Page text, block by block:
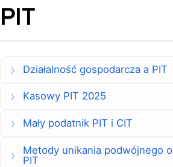
PIT
Działalność gospodarcza a PIT
Kasowy PIT 2025
Mały podatnik PIT i CIT
Metody unikania podwójnego
PIT